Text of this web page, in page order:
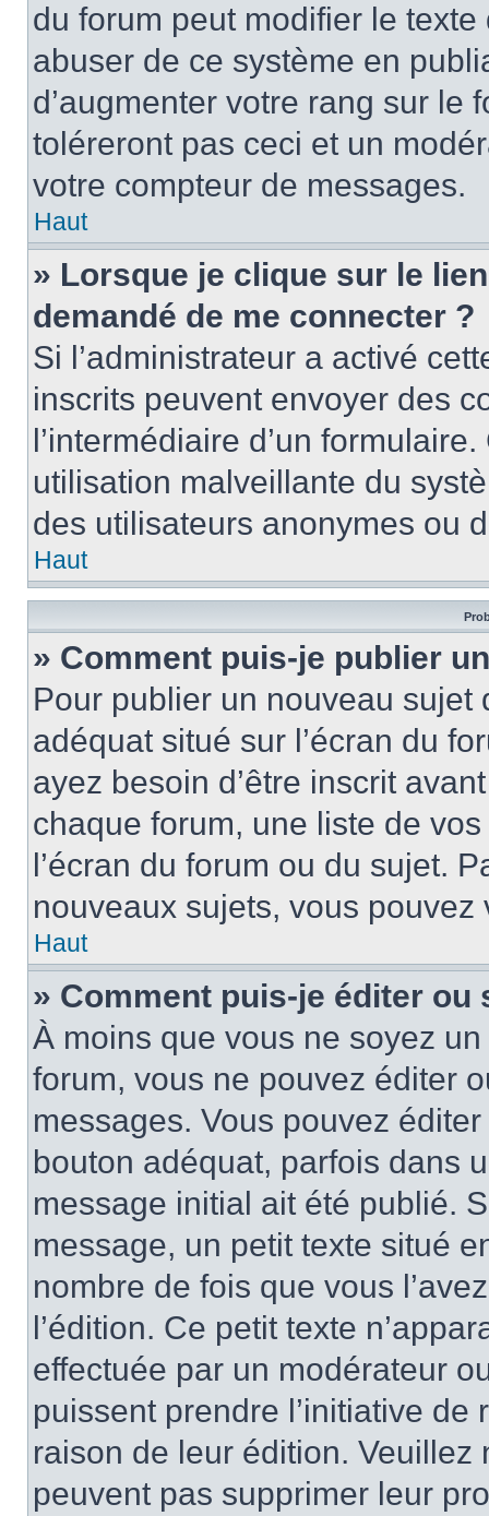
du forum peut modifier le
abuser de ce système en
d’augmenter votre rang sur le
toléreront pas ceci et un
votre compteur de messages.
Haut
» Lorsque je clique sur le
demandé de me connecter ?
Si l’administrateur a activé
inscrits peuvent envoyer des
l’intermédiaire d’un
utilisation malveillante du
des utilisateurs anonymes ou
Haut
» Comment puis-je publier
Pour publier un nouveau
adéquat situé sur l’écran du
ayez besoin d’être inscrit
chaque forum, une liste de
l’écran du forum ou du sujet.
nouveaux sujets, vous
Haut
» Comment puis-je éditer
À moins que vous ne soyez
forum, vous ne pouvez éditer
messages. Vous pouvez
bouton adéquat, parfois dans
message initial ait été publié.
message, un petit texte situé
nombre de fois que vous
l’édition. Ce petit texte
effectuée par un modérateur
puissent prendre l’initiative
raison de leur édition.
peuvent pas supprimer leur